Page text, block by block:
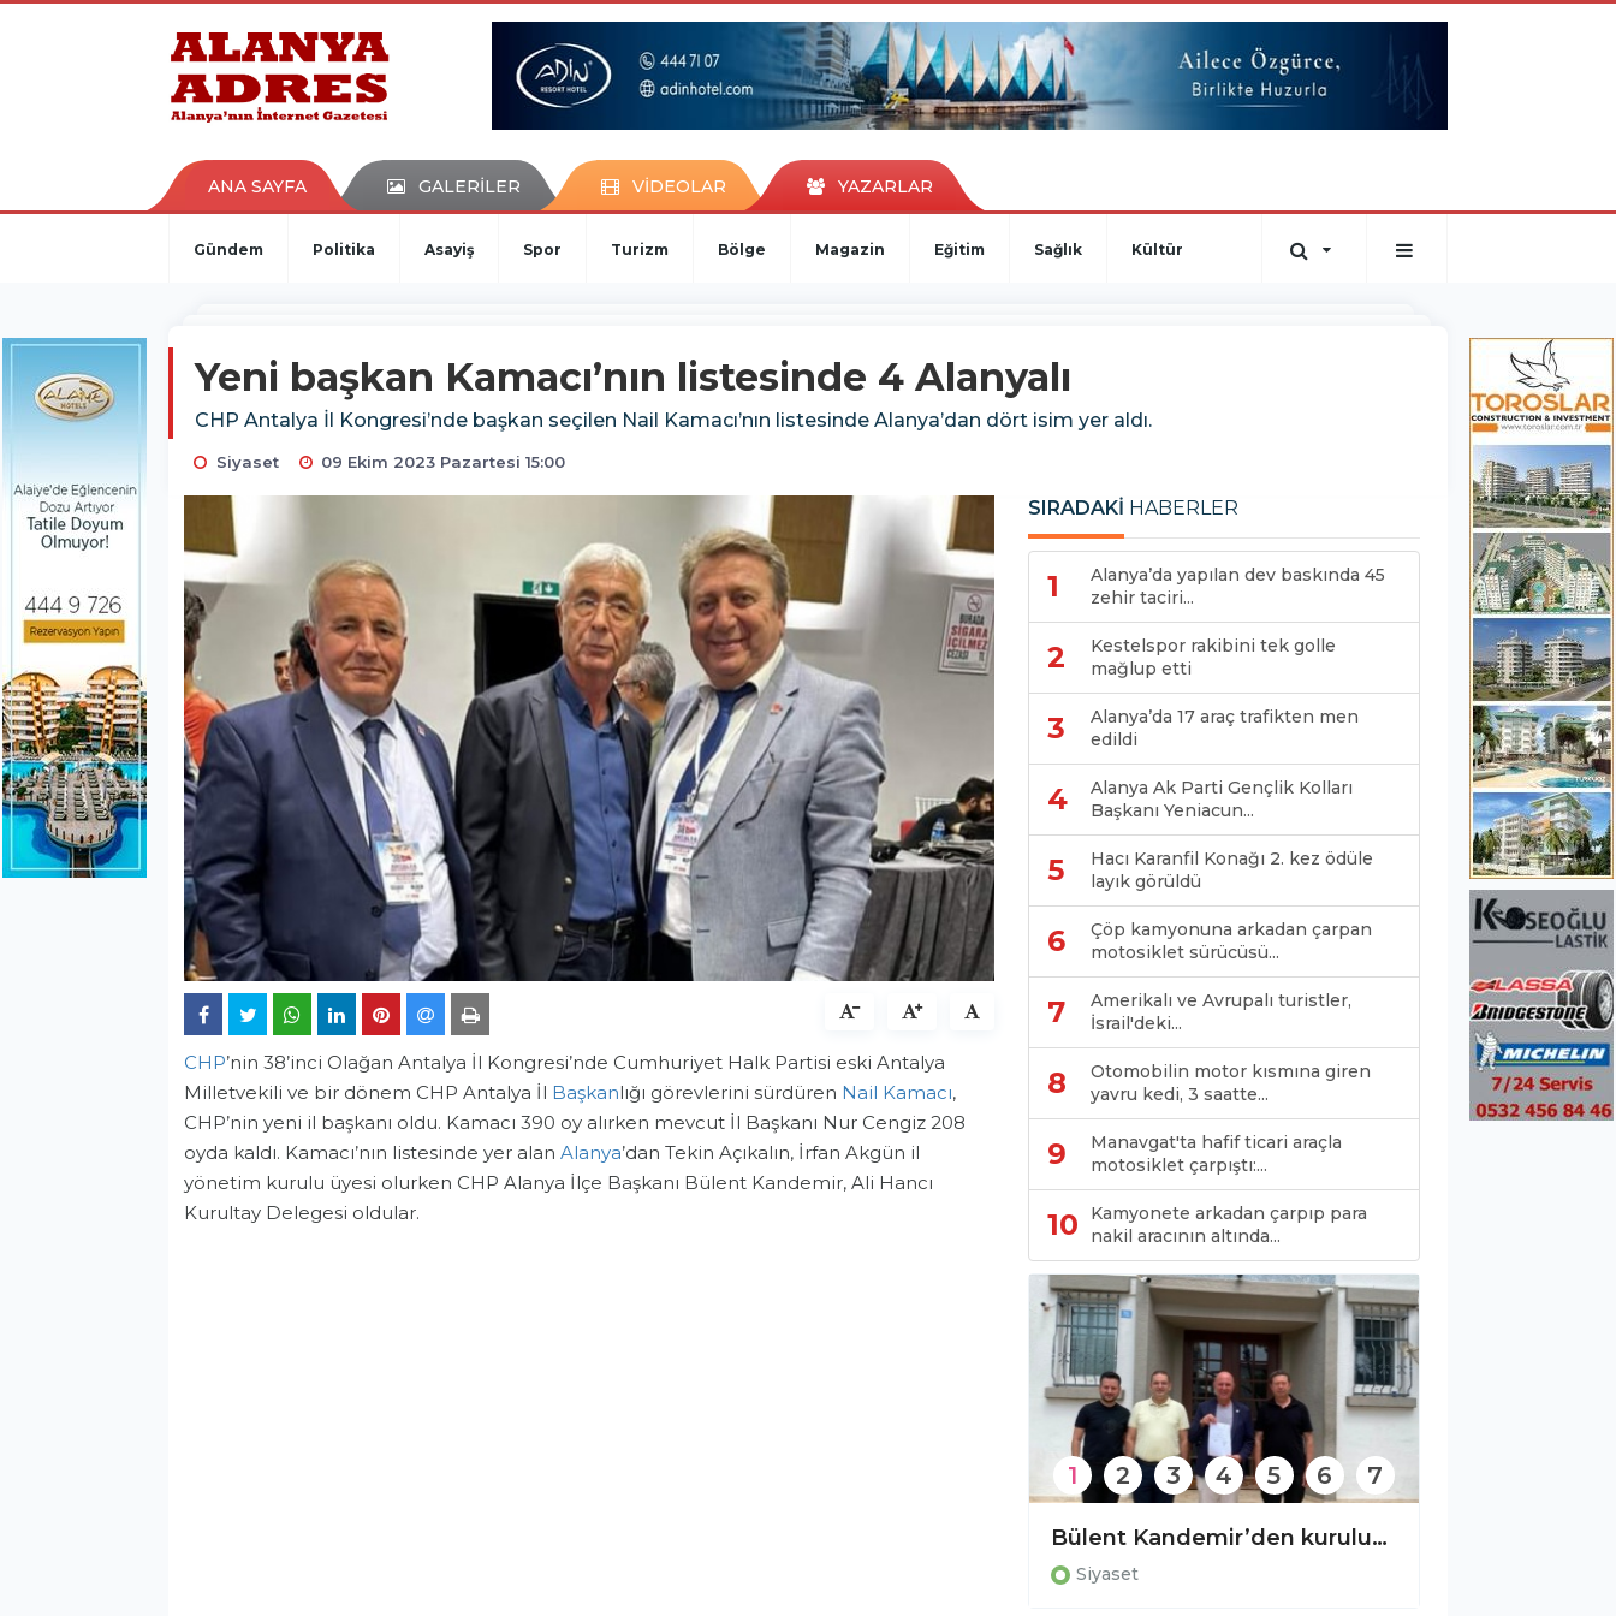
kaçak bahis
porno izle
ANA SAYFA GALERİLER VİDEOLAR YAZARLAR
Gündem Politika Asayiş Spor Turizm Bölge Magazin Eğitim Sağlık Kültür
Yeni başkan Kamacı’nın listesinde 4 Alanyalı
CHP Antalya İl Kongresi’nde başkan seçilen Nail Kamacı’nın listesinde Alanya’dan dört isim yer aldı.
Siyaset 09 Ekim 2023 Pazartesi 15:00
CHP’nin 38’inci Olağan Antalya İl Kongresi’nde Cumhuriyet Halk Partisi eski Antalya
Milletvekili ve bir dönem CHP Antalya İl Başkanlığı görevlerini sürdüren Nail Kamacı,
CHP’nin yeni il başkanı oldu. Kamacı 390 oy alırken mevcut İl Başkanı Nur Cengiz 208
oyda kaldı. Kamacı’nın listesinde yer alan Alanya’dan Tekin Açıkalın, İrfan Akgün il
yönetim kurulu üyesi olurken CHP Alanya İlçe Başkanı Bülent Kandemir, Ali Hancı
Kurultay Delegesi oldular.
SIRADAKİ HABERLER
1
Alanya’da yapılan dev baskında 45
zehir taciri...
2
Kestelspor rakibini tek golle
mağlup etti
3
Alanya’da 17 araç trafikten men
edildi
4
Alanya Ak Parti Gençlik Kolları
Başkanı Yeniacun...
5
Hacı Karanfil Konağı 2. kez ödüle
layık görüldü
6
Çöp kamyonuna arkadan çarpan
motosiklet sürücüsü...
7
Amerikalı ve Avrupalı turistler,
İsrail'deki...
8
Otomobilin motor kısmına giren
yavru kedi, 3 saatte...
9
Manavgat'ta hafif ticari araçla
motosiklet çarpıştı:...
10
Kamyonete arkadan çarpıp para
nakil aracının altında...
Abdullah Akkuş: "Temiz deniz, güçlü Alanya demektir!"
Siyaset
1 2 3 4 5 6 7